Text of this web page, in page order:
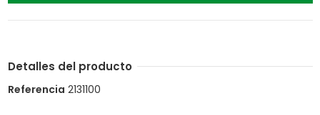
Detalles del producto
Referencia 2131100